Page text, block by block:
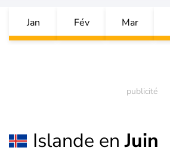
Jan Fév Mar
Islande enJuin